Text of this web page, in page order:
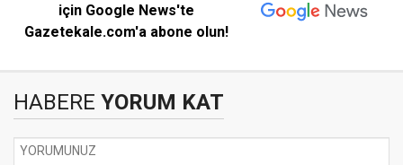
için Google News'te
Gazetekale.com'a abone olun!
HABERE YORUM KAT